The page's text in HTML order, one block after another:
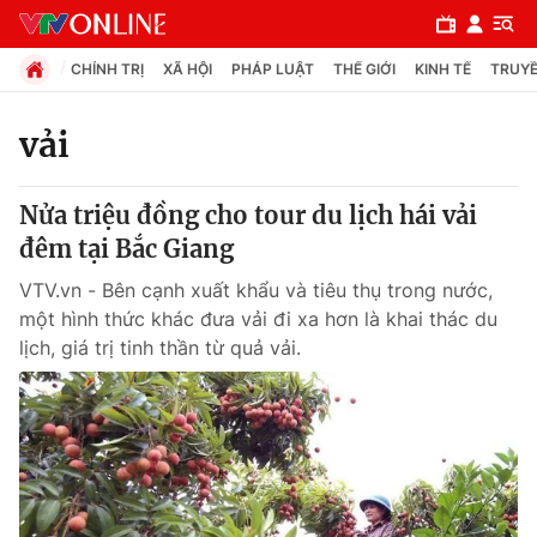
Chuyên mục
Chính trị
Xã hội
Pháp luật
Y tế
Thế giới
CHÍNH TRỊ XÃ HỘI PHÁP LUẬT THẾ GIỚI KINH TẾ
vải
Nửa triệu đồng cho tour du lịch hái vải
đêm tại Bắc Giang
VTV.vn - Bên cạnh xuất khẩu và tiêu thụ trong nước,
một hình thức khác đưa vải đi xa hơn là khai thác du
lịch, giá trị tinh thần từ quả vải.